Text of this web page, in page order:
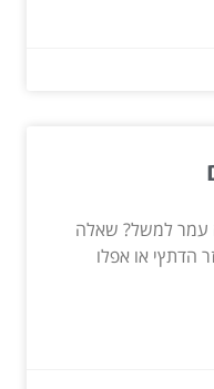
עמר למשל? שאלה
הדתץי או אפלו